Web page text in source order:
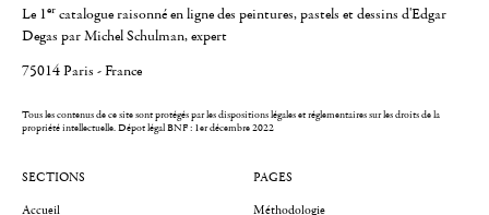
Le 1er catalogue raisonné en ligne des peintures, pastels et dessins d'Edgar
Degas par Michel Schulman, expert
75014 Paris - France
Tous les contenus de ce site sont protégés par les dispositions légales et réglementaires sur les droits de la
propriété intellectuelle.Dépot légal BNF : 1er décembre 2022
SECTIONS
Accueil
PAGES
Méthodologie